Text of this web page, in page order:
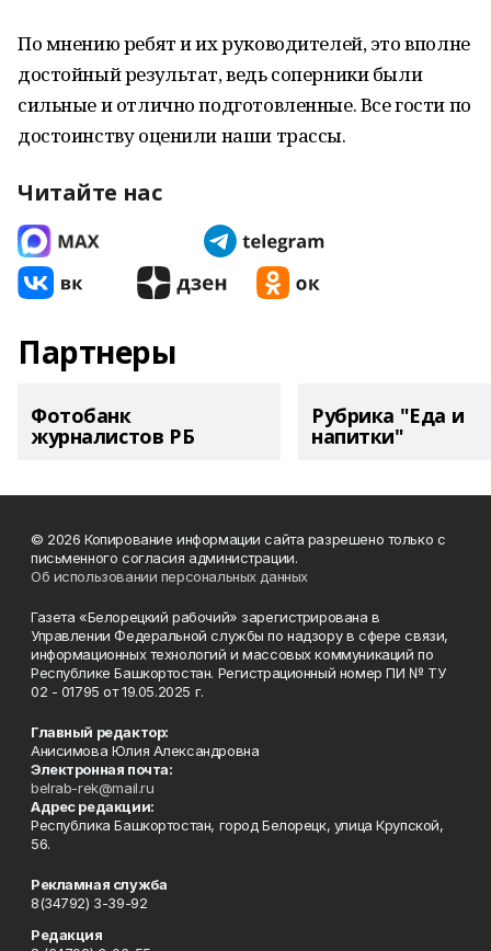
По мнению ребят и их руководителей, это вполне
достойный результат, ведь соперники были
сильные и отлично подготовленные. Все гости по
достоинству оценили наши трассы.
Читайте нас
Партнеры
Фотобанк
журналистов РБ
Рубрика "Еда и
напитки"
© 2026 Копирование информации сайта разрешено только с
письменного согласия администрации.
Об использовании персональных данных
Газета «Белорецкий рабочий» зарегистрирована в
Управлении Федеральной службы по надзору в сфере связи,
информационных технологий и массовых коммуникаций по
Республике Башкортостан. Регистрационный номер ПИ № ТУ
02 - 01795 от 19.05.2025 г.
Главный редактор:
Анисимова Юлия Александровна
Электронная почта:
belrab-rek@mail.ru
Адрес редакции:
Республика Башкортостан, город Белорецк, улица Крупской,
56.
Рекламная служба
8(34792) 3-39-92
Редакция